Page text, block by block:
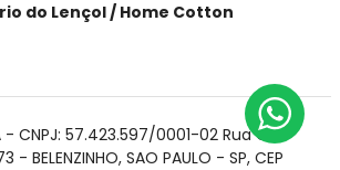
do Lençol / Home Cotton
CNPJ: 57.423.597/0001-02 Rua Cel
BELENZINHO, SAO PAULO - SP, CEP